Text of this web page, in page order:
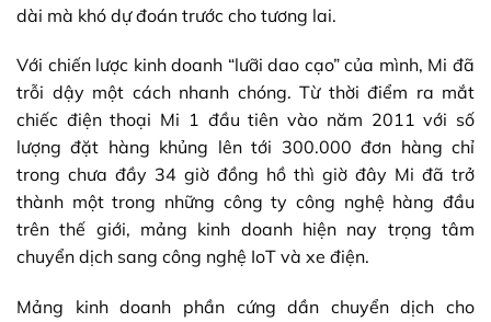
dài mà khó dự đoán trước cho tương lai.
Với chiến lược kinh doanh “lưỡi dao cạo” của mình, Mi đã
trỗi dậy một cách nhanh chóng. Từ thời điểm ra mắt
chiếc điện thoại Mi 1 đầu tiên vào năm 2011 với số
lượng đặt hàng khủng lên tới 300.000 đơn hàng chỉ
trong chưa đầy 34 giờ đồng hồ thì giờ đây Mi đã trở
thành một trong những công ty công nghệ hàng đầu
trên thế giới, mảng kinh doanh hiện nay trọng tâm
chuyển dịch sang công nghệ IoT và xe điện.
Mảng kinh doanh phần cứng dần chuyển dịch cho